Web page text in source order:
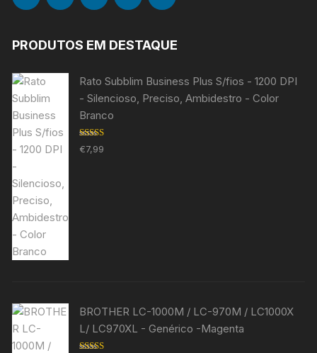
PRODUTOS EM DESTAQUE
Rato Subblim Business Plus S/fios - 1200 DPI
- Silencioso, Preciso, Ambidestro - Color
Branco
Avaliação
5.00de 5
€7,99
BROTHER LC-1000M / LC-970M / LC1000X
L/ LC970XL - Genérico -Magenta